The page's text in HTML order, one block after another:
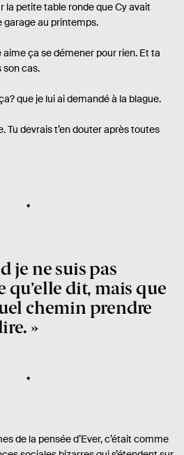
la petite table ronde que Cy avait
garage au printemps.
ça se démener pour rien. Et ta
son cas.
que je lui ai demandé à la blague.
Tu devrais t’en douter après toutes
je ne suis pas
qu’elle dit, mais que
chemin prendre
de la pensée d’Ever, c’était comme